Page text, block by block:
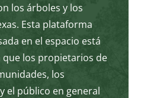
los árboles y los
Esta plataforma
en el espacio está
que los propietarios de
los
el público en general